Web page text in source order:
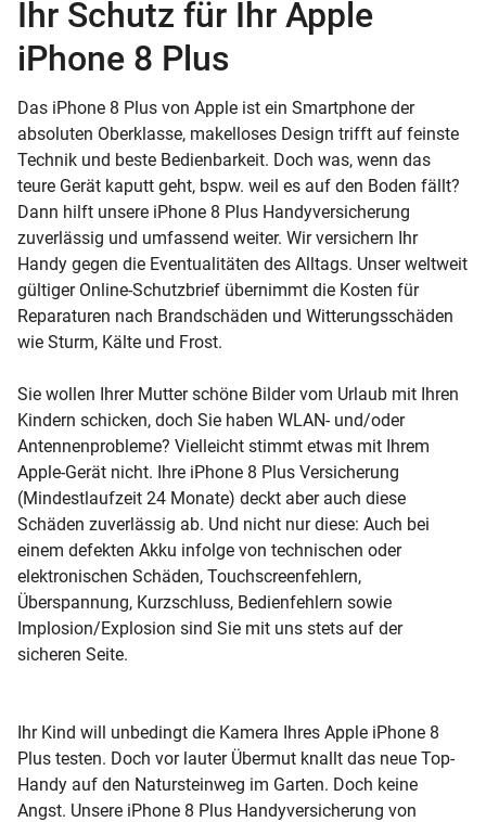
Ihr Schutz für Ihr Apple
iPhone 8 Plus
Das iPhone 8 Plus von Apple ist ein Smartphone der
absoluten Oberklasse, makelloses Design trifft auf feinste
Technik und beste Bedienbarkeit. Doch was, wenn das
teure Gerät kaputt geht, bspw. weil es auf den Boden fällt?
Dann hilft unsere iPhone 8 Plus Handyversicherung
zuverlässig und umfassend weiter. Wir versichern Ihr
Handy gegen die Eventualitäten des Alltags. Unser weltweit
gültiger Online-Schutzbrief übernimmt die Kosten für
Reparaturen nach Brandschäden und Witterungsschäden
wie Sturm, Kälte und Frost.
Sie wollen Ihrer Mutter schöne Bilder vom Urlaub mit Ihren
Kindern schicken, doch Sie haben WLAN- und/oder
Antennenprobleme? Vielleicht stimmt etwas mit Ihrem
Apple-Gerät nicht. Ihre iPhone 8 Plus Versicherung
(Mindestlaufzeit 24 Monate) deckt aber auch diese
Schäden zuverlässig ab. Und nicht nur diese: Auch bei
einem defekten Akku infolge von technischen oder
elektronischen Schäden, Touchscreenfehlern,
Überspannung, Kurzschluss, Bedienfehlern sowie
Implosion/Explosion sind Sie mit uns stets auf der
sicheren Seite.
Ihr Kind will unbedingt die Kamera Ihres Apple iPhone 8
Plus testen. Doch vor lauter Übermut knallt das neue Top-
Handy auf den Natursteinweg im Garten. Doch keine
Angst. Unsere iPhone 8 Plus Handyversicherung von